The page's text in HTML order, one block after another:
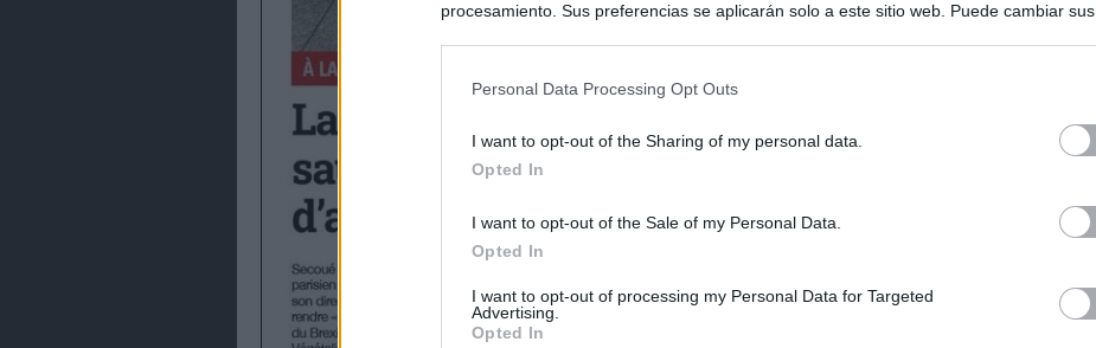
procesamiento. Sus preferencias se aplicarán solo a este sitio web. Puede cambiar sus
Personal Data Processing Opt Outs
I want to opt-out of the Sharing of my personal data.
Opted In
I want to opt-out of the Sale of my Personal Data.
Opted In
I want to opt-out of processing my Personal Data for Targeted
Advertising.
Opted In